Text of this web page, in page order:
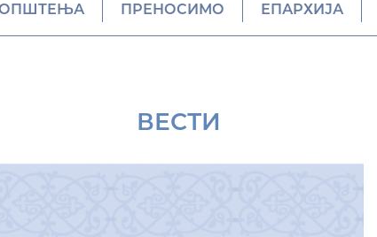
ПРЕНОСИМО ЕПАРХИЈА
ВЕСТИ